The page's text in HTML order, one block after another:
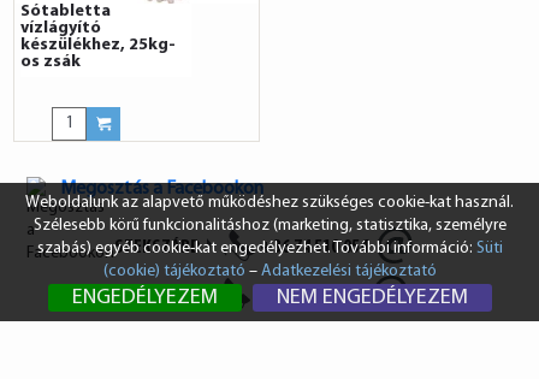
SZEKSZÁRD +36 74 510 054
info@vendi.hu
BUDAPEST +36 1 431 8687
Sótabletta
vízlágyító
készülékhez, 25kg-
os zsák
Megosztás a Facebookon
Weboldalunk az alapvető működéshez szükséges cookie-kat használ.
Szélesebb körű funkcionalitáshoz (marketing, statisztika, személyre
szabás) egyéb cookie-kat engedélyezhet. További információ: Süti
(cookie) tájékoztató – Adatkezelési tájékoztató
ENGEDÉLYEZEM NEM ENGEDÉLYEZEM